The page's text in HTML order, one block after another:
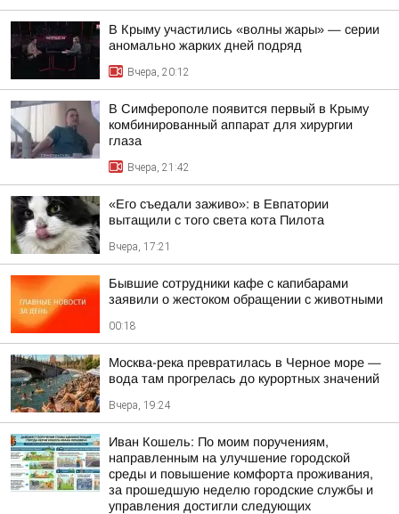
В Крыму участились «волны жары» — серии
аномально жарких дней подряд
Вчера, 20:12
В Симферополе появится первый в Крыму
комбинированный аппарат для хирургии
глаза
Вчера, 21:42
«Его съедали заживо»: в Евпатории
вытащили с того света кота Пилота
Вчера, 17:21
Бывшие сотрудники кафе с капибарами
заявили о жестоком обращении с животными
00:18
Москва-река превратилась в Черное море —
вода там прогрелась до курортных значений
Вчера, 19:24
Иван Кошель: По моим поручениям,
направленным на улучшение городской
среды и повышение комфорта проживания,
за прошедшую неделю городские службы и
управления достигли следующих